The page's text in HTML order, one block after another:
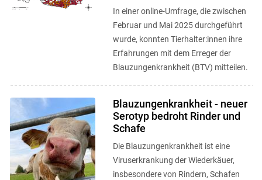
In einer online-Umfrage, die zwischen
Februar und Mai 2025 durchgeführt
wurde, konnten Tierhalter:innen ihre
Erfahrungen mit dem Erreger der
Blauzungenkrankheit (BTV) mitteilen.
Blauzungenkrankheit - neuer
Serotyp bedroht Rinder und
Schafe
Die Blauzungenkrankheit ist eine
Viruserkrankung der Wiederkäuer,
insbesondere von Rindern, Schafen